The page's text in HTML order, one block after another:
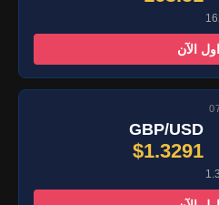
الآن
GBP/USD
$1.3291